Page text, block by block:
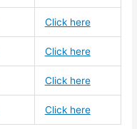
Click here
Click here
Click here
Click here